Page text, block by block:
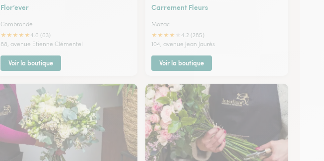
Flor’ever
Combronde
★★★★★4.6 (63)
88, avenue Etienne Clémentel
Voir la boutique
Carrement Fleurs
Mozac
★★★★
4.2 (285)
104, avenue Jean Jaurès
Voir la boutique